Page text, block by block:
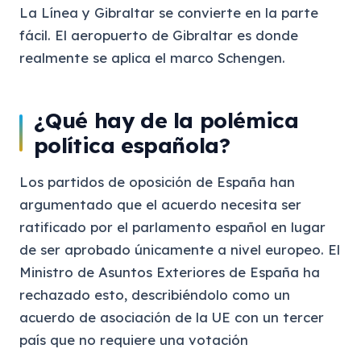
La Línea y Gibraltar se convierte en la parte
fácil. El aeropuerto de Gibraltar es donde
realmente se aplica el marco Schengen.
¿Qué hay de la polémica
política española?
Los partidos de oposición de España han
argumentado que el acuerdo necesita ser
ratificado por el parlamento español en lugar
de ser aprobado únicamente a nivel europeo. El
Ministro de Asuntos Exteriores de España ha
rechazado esto, describiéndolo como un
acuerdo de asociación de la UE con un tercer
país que no requiere una votación